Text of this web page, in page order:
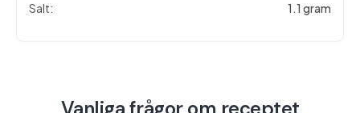
Salt: 1.1 gram